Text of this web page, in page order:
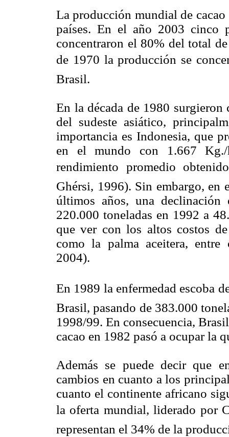
La producción mundial de cacao
países. En el año 2003 cinco
concentraron el 80% del total
de 1970 la producción se
Brasil.
En la década de 1980 surgieron
del sudeste asiático,
importancia es Indonesia, que
en el mundo con 1.667
rendimiento promedio
Ghérsi, 1996). Sin embargo, en
últimos años, una
220.000 toneladas en 1992 a
que ver con los altos costos
como la palma aceitera, entre
2004).
En 1989 la enfermedad escoba
Brasil, pasando de 383.000
1998/99. En consecuencia,
cacao en 1982 pasó a ocupar la
Además se puede decir que
cambios en cuanto a los
cuanto el continente africano
la oferta mundial, liderado por
representan el 34% de la